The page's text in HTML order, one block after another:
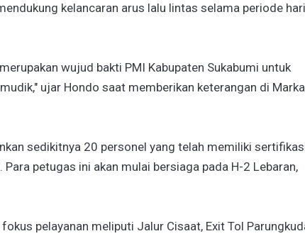
kelancaran arus lalu lintas selama periode hari
wujud bakti PMI Kabupaten Sukabumi untuk
ujar Hondo saat memberikan keterangan di
sedikitnya 20 personel yang telah memiliki
petugas ini akan mulai bersiaga pada H-2 Lebaran,
pelayanan meliputi Jalur Cisaat, Exit Tol